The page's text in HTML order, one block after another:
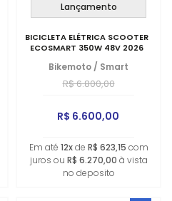
Lançamento
BICICLETA ELÉTRICA SCOOTER
ECOSMART 350W 48V 2026
Bikemoto / Smart
R$ 6.800,00
R$ 6.600,00
Em até 12xde R$ 623,15 com
juros ou R$ 6.270,00 à vista
no deposito